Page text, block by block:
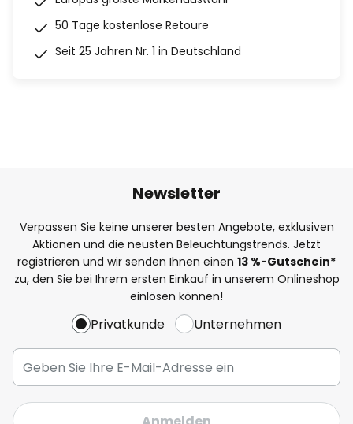
50 Tage kostenlose Retoure
Seit 25 Jahren Nr. 1 in Deutschland
Newsletter
Verpassen Sie keine unserer besten Angebote, exklusiven
Aktionen und die neusten Beleuchtungstrends. Jetzt
registrieren und wir senden Ihnen einen 13 %-Gutschein*
zu, den Sie bei Ihrem ersten Einkauf in unserem Onlineshop
einlösen können!
Privatkunde Unternehmen